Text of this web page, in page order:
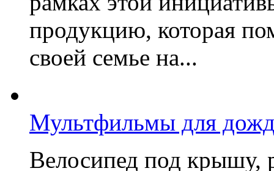
продукцию, которая
своей семье на...
Мультфильмы для
Велосипед под крышу,